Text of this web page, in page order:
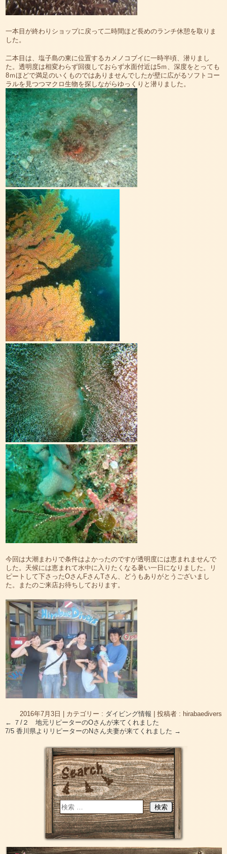
一本目が終わりショップに戻って二時間ほど長めのランチ休憩を取りま
した。
二本目は、塩子島の東に位置するカメノコブイに一時半頃、潜りまし
た。透明度は相変わらず回復しておらず水面付近は5ｍ、深度をとっても
8ｍほどで満足のいくものではありませんでしたが壁に広がるソフトコー
ラルを見つつマクロ生物を探しながらゆっくりと潜りました。
今回は大潮まわりで条件はよかったのですが透明度には恵まれませんで
した。天候には恵まれて水中に入りたくなる暑い一日になりました。リ
ピートして下さったOさんFさんTさん、どうもありがとうございまし
た。またのご来店お待ちしております。
2016年7月3日 | カテゴリー : ダイビング情報 | 投稿者 : hirabaedivers
← ７/２ 地元リピーターのOさんが来てくれました
7/5 香川県よりリピーターのNさん夫妻が来てくれました →